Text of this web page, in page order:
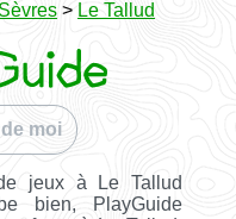
> Le Tallud
moi
jeux à Le Tallud
bien, PlayGuide